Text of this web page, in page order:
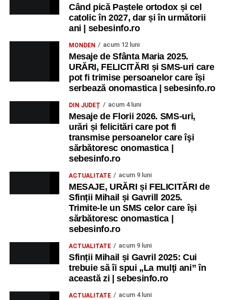
Când pică Paștele ortodox și cel
catolic în 2027, dar și în următorii
ani | sebesinfo.ro
MONDEN acum 12 luni
Mesaje de Sfânta Maria 2025.
URĂRI, FELICITĂRI și SMS-uri care
pot fi trimise persoanelor care își
serbează onomastica | sebesinfo.ro
DIN JUDEȚ acum 4 luni
Mesaje de Florii 2026. SMS-uri,
urări și felicitări care pot fi
transmise persoanelor care îşi
sărbătoresc onomastica |
sebesinfo.ro
ACTUALITATE acum 9 luni
MESAJE, URĂRI și FELICITĂRI de
Sfinții Mihail și Gavrill 2025.
Trimite-le un SMS celor care își
sărbătoresc onomastica |
sebesinfo.ro
ACTUALITATE acum 9 luni
Sfinții Mihail și Gavril 2025: Cui
trebuie să îi spui „La mulţi ani” în
această zi | sebesinfo.ro
ACTUALITATE acum 4 luni